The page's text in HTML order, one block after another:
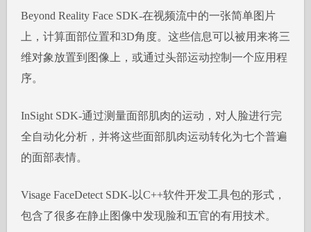
Beyond Reality Face SDK-在视频流中的一张简单图片
上，计算面部位置和3D角度。这些信息可以被用来将三
维对象放置到图像上，或通过头部运动控制一个应用程
序。
InSight SDK-通过测量面部肌肉的运动，对人脸进行完
全自动化分析，并将这些面部肌肉运动转化为七个普遍
的面部表情。
Visage FaceDetect SDK-以C++软件开发工具包的形式，
包含了很多在静止图像中发现脸和五官的有用技术。